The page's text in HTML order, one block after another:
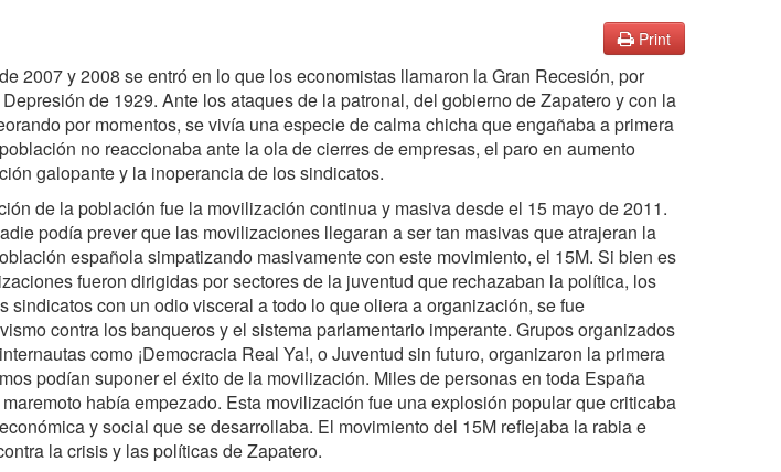
Print
2007 y 2008 se entró en lo que los economistas llamaron la Gran Recesión, por
de 1929. Ante los ataques de la patronal, del gobierno de Zapatero y con la
por momentos, se vivía una especie de calma chicha que engañaba a primera
no reaccionaba ante la ola de cierres de empresas, el paro en aumento
galopante y la inoperancia de los sindicatos.
de la población fue la movilización continua y masiva desde el 15 mayo de 2011.
podía prever que las movilizaciones llegaran a ser tan masivas que atrajeran la
española simpatizando masivamente con este movimiento, el 15M. Si bien es
fueron dirigidas por sectores de la juventud que rechazaban la política, los
sindicatos con un odio visceral a todo lo que oliera a organización, se fue
contra los banqueros y el sistema parlamentario imperante. Grupos organizados
como ¡Democracia Real Ya!, o Juventud sin futuro, organizaron la primera
podían suponer el éxito de la movilización. Miles de personas en toda España
había empezado. Esta movilización fue una explosión popular que criticaba
y social que se desarrollaba. El movimiento del 15M reflejaba la rabia e
la crisis y las políticas de Zapatero.